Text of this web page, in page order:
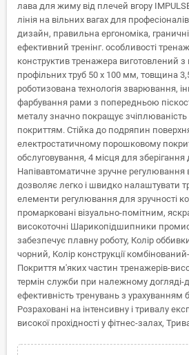
лава для жиму від плечей вгору
лінія на вільних вагах для
дизайн, правильна ергономіка,
ефективний тренінг. особливості
конструктив тренажера виготовлений з
профільних труб 50 х 100 мм, товщина
роботизована технологія зварювання,
фарбування рами з попередньою
металу значно покращує
покриттям. Стійка до подряпин
електростатичному порошковому
обслуговування, 4 місця для зберігання
Напівавтоматичне зручне регулювання
дозволяє легко і швидко налаштувати
елементи регулювання для зручності
промарковані візуально-помітним,
високоточні Шарикопідшипники
забезпечує плавну роботу, Колір
чорний, Колір конструкції
Покриття м'яких частин тренажерів-
термін служби при належному догляді-
ефективність тренувань з урахуванням
Розраховані на інтенсивну і тривалу
високої прохідності у фітнес-залах,